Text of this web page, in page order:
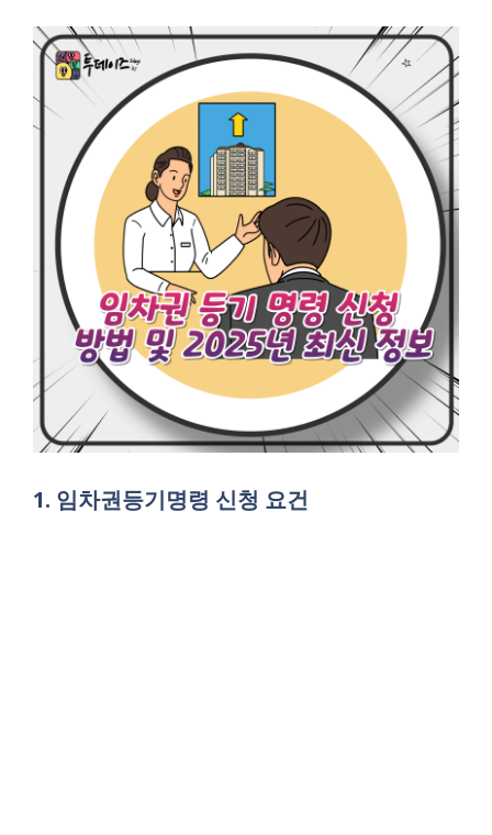
1. 임차권등기명령 신청 요건